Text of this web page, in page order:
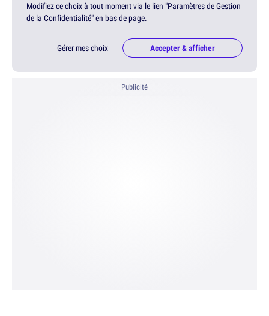
Modifiez ce choix à tout moment via le lien "Paramètres de Gestion
de la Confidentialité" en bas de page.
Gérer mes choix Accepter & afficher
Publicité